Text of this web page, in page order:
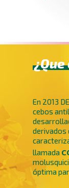
¿Que
En 2013
cebos
derivados
llamada
óptima